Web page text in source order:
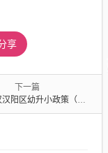
享
下一篇
升小政策（报名网址+报名对象）